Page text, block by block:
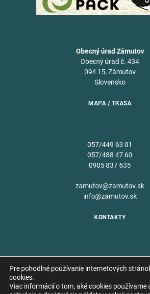
Obecný úrad Zámutov
Obecný úrad č. 434
094 15, Zámutov
Slovensko
MAPA / TRASA
057/449 63 01
057/488 47 60
0905 837 635
zamutov@zamutov.sk
info@zamutov.sk
KONTAKTY
Copyright © 2026 Obec
Pre pohodlné používanie internetových
cookies.
Viac informácií o tom, aké cookies používame